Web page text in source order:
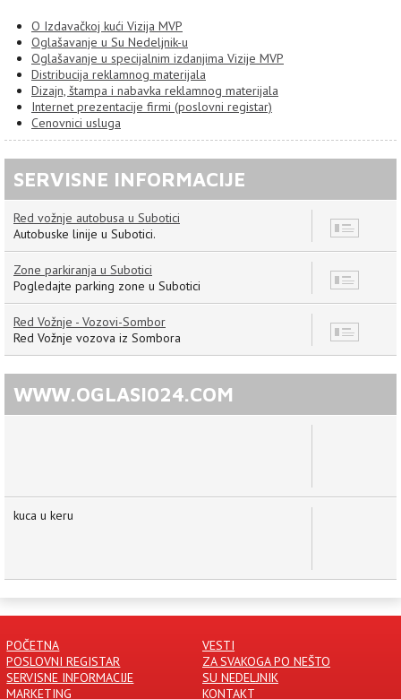
O Izdavačkoj kući Vizija MVP
Oglašavanje u Su Nedeljnik-u
Oglašavanje u specijalnim izdanjima Vizije MVP
Distribucija reklamnog materijala
Dizajn, štampa i nabavka reklamnog materijala
Internet prezentacije firmi (poslovni registar)
Cenovnici usluga
SERVISNE INFORMACIJE
Red vožnje autobusa u Subotici
Autobuske linije u Subotici.
Zone parkiranja u Subotici
Pogledajte parking zone u Subotici
Red Vožnje - Vozovi-Sombor
Red Vožnje vozova iz Sombora
WWW.OGLASI024.COM
kuca u keru
POČETNA
VESTI
POSLOVNI REGISTAR
ZA SVAKOGA PO NEŠTO
SERVISNE INFORMACIJE
SU NEDELJNIK
MARKETING
KONTAKT